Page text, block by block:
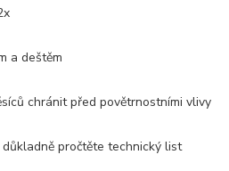
a deštěm
chránit před povětrnostními vlivy
pročtěte technický list